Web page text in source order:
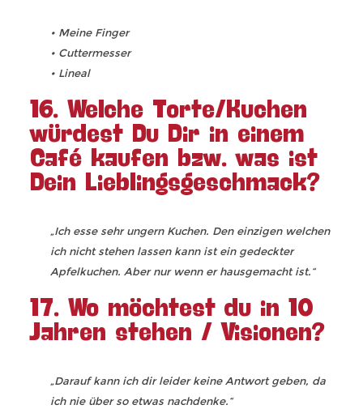
• Meine Finger
• Cuttermesser
• Lineal
16. Welche Torte/Kuchen
würdest Du Dir in einem
Café kaufen bzw. was ist
Dein Lieblingsgeschmack?
„Ich esse sehr ungern Kuchen. Den einzigen welchen
ich nicht stehen lassen kann ist ein gedeckter
Apfelkuchen. Aber nur wenn er hausgemacht ist.“
17. Wo möchtest du in 10
Jahren stehen / Visionen?
„Darauf kann ich dir leider keine Antwort geben, da
ich nie über so etwas nachdenke.“